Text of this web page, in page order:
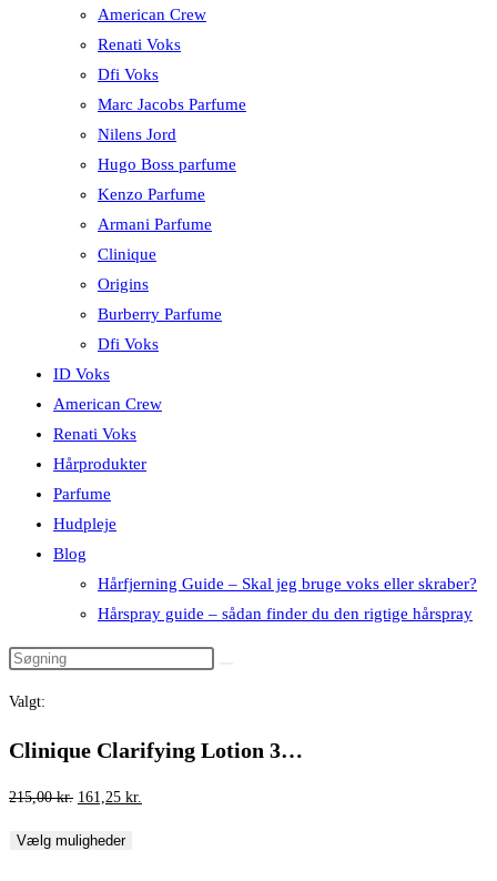
American Crew
Renati Voks
Dfi Voks
Marc Jacobs Parfume
Nilens Jord
Hugo Boss parfume
Kenzo Parfume
Armani Parfume
Clinique
Origins
Burberry Parfume
Dfi Voks
ID Voks
American Crew
Renati Voks
Hårprodukter
Parfume
Hudpleje
Blog
Hårfjerning Guide – Skal jeg bruge voks eller skraber?
Hårspray guide – sådan finder du den rigtige hårspray
Valgt:
Clinique Clarifying Lotion 3…
215,00kr. Den
pris
161,25 kr.
Vælg muligheder